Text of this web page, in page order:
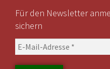
Für den Newsletter
sichern